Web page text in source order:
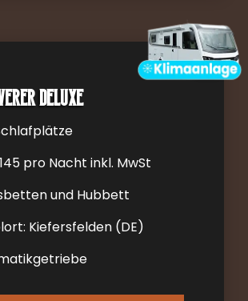
DELUXE
pro Nacht inkl. MwSt
und Hubbett
Kiefersfelden (DE)